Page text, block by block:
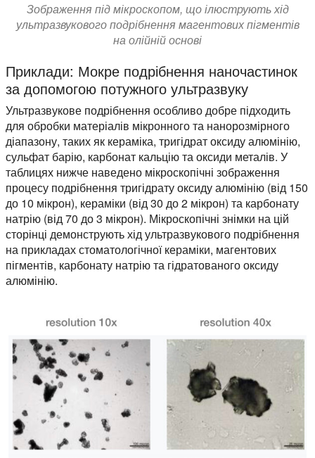
Зображення під мікроскопом, що ілюструють хід
ультразвукового подрібнення магентових пігментів
на олійній основі
Приклади: Мокре подрібнення наночастинок
за допомогою потужного ультразвуку
Ультразвукове подрібнення особливо добре підходить
для обробки матеріалів мікронного та нанорозмірного
діапазону, таких як кераміка, тригідрат оксиду алюмінію,
сульфат барію, карбонат кальцію та оксиди металів. У
таблицях нижче наведено мікроскопічні зображення
процесу подрібнення тригідрату оксиду алюмінію (від 150
до 10 мікрон), кераміки (від 30 до 2 мікрон) та карбонату
натрію (від 70 до 3 мікрон). Мікроскопічні знімки на цій
сторінці демонструють хід ультразвукового подрібнення
на прикладах стоматологічної кераміки, магентових
пігментів, карбонату натрію та гідратованого оксиду
алюмінію.